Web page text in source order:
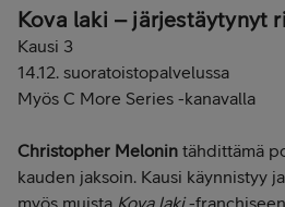
Kova laki – järjestäytynyt
Kausi 3
14.12. suoratoistopalvelussa
Myös C More Series -kanavalla
Christopher Melonin tähdittämä
kauden jaksoin. Kausi käynnistyy
myös muista Kova laki-